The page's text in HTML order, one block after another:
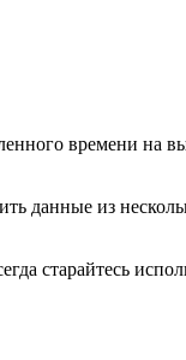
времени на
данные из
старайтесь